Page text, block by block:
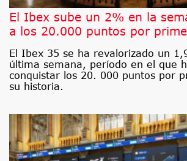
El Ibex sube un 2% en la
a los 20.000 puntos por
El Ibex 35 se ha revalorizado un
última semana, período en el que
conquistar los 20. 000 puntos por
su historia.